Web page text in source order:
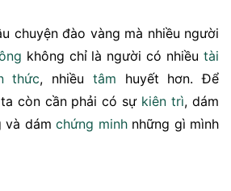
chuyện đào vàng mà nhiều người
không chỉ là người có nhiềutài
thức, nhiều tâm huyết hơn. Để
còn cần phải có sự kiên trì, dám
và dám chứng minhnhững gì mình